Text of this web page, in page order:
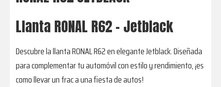
Llanta RONAL R62 - Jetblack
Descubre la llanta RONAL R62 en elegante Jetblack. Diseñada
para complementar tu automóvil con estilo y rendimiento, ¡es
como llevar un frac a una fiesta de autos!